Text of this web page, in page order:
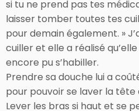
si tu ne prend pas tes
laisser tomber toutes tes
pour demain également. »
cuiller et elle a réalisé
encore pu s’habiller.
Prendre sa douche lui a
pour pouvoir se laver la tête
Lever les bras si haut et se